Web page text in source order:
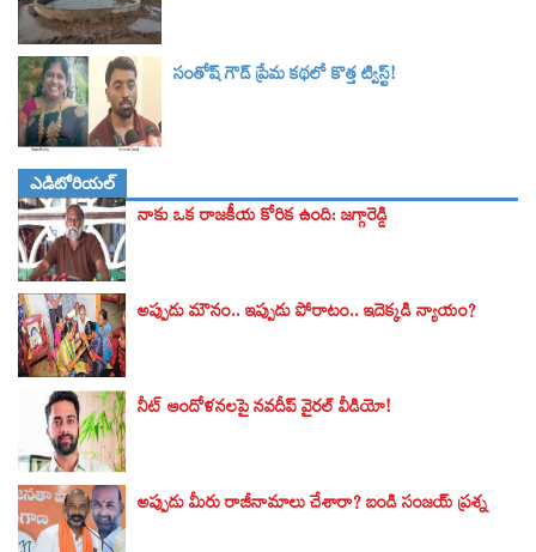
సంతోష్ గౌడ్ ప్రేమ కథలో కొత్త ట్విస్ట్!
ఎడిటోరియల్
నాకు ఒక రాజకీయ కోరిక ఉంది: జగ్గారెడ్డి
అప్పుడు మౌనం.. ఇప్పుడు పోరాటం.. ఇదెక్కడి న్యాయం?
నీట్ ఆందోళనలపై నవదీప్ వైరల్ వీడియో!
అప్పుడు మీరు రాజీనామాలు చేశారా? బండి సంజయ్‌ ప్రశ్న